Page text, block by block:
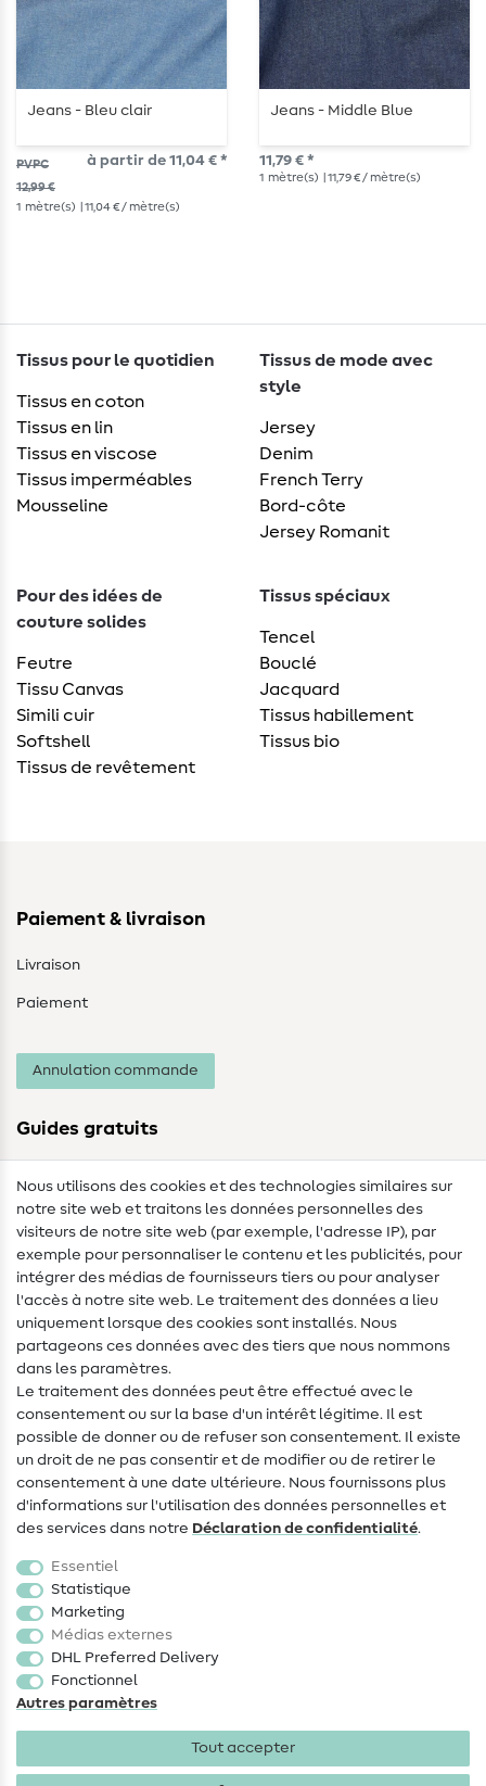
Jeans - Bleu clair
PVPC
12,99 €
à partir de 11,04 € *
1 mètre(s) | 11,04 € / mètre(s)
Jeans - Middle Blue
11,79 € *
1 mètre(s) | 11,79 € / mètre(s)
Tissus pour le quotidien
Tissus en coton
Tissus en lin
Tissus en viscose
Tissus imperméables
Mousseline
Tissus de mode avec
style
Jersey
Denim
French Terry
Bord-côte
Jersey Romanit
Pour des idées de
couture solides
Feutre
Tissu Canvas
Simili cuir
Softshell
Tissus de revêtement
Tissus spéciaux
Tencel
Bouclé
Jacquard
Tissus habillement
Tissus bio
Paiement & livraison
Livraison
Paiement
Annulation commande
Guides gratuits
Lexique de couture
Tutos de couture
Aide & contact
Contact
Changement de propriétaire
FAQ
Droit de rétractation
Populaire
Accessoires de couture
Promotions
Nous utilisons des cookies et des technologies similaires sur
notre site web et traitons les données personnelles des
visiteurs de notre site web (par exemple, l'adresse IP), par
exemple pour personnaliser le contenu et les publicités, pour
intégrer des médias de fournisseurs tiers ou pour analyser
l'accès à notre site web. Le traitement des données a lieu
uniquement lorsque des cookies sont installés. Nous
partageons ces données avec des tiers que nous nommons
dans les paramètres.
Le traitement des données peut être effectué avec le
consentement ou sur la base d'un intérêt légitime. Il est
possible de donner ou de refuser son consentement. Il existe
un droit de ne pas consentir et de modifier ou de retirer le
consentement à une date ultérieure. Nous fournissons plus
d'informations sur l'utilisation des données personnelles et
des services dans notre Déclaration de confidentialité.
Essentiel
Statistique
Marketing
Médias externes
DHL Preferred Delivery
Fonctionnel
Autres paramètres
Tout accepter
Mentions légales Protection des données CGV
Droit